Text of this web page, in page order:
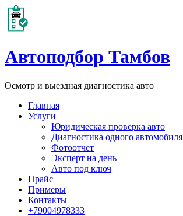
Автоподбор Тамбов
Осмотр и выездная диагностика авто
Главная
Услуги
Юридическая проверка авто
Диагностика одного автомобиля
Фотоотчет
Эксперт на день
Авто под ключ
Прайс
Примеры
Контакты
+79004978333